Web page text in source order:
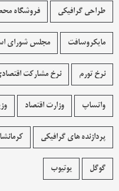
طراحی گرافیکی فروشگاه
مایکروسافت مجلس شورای
نرخ تورم نرخ مشارکت
واتساپ وزارت اقتصاد
پردازنده های گرافیکی
گوگل یوتیوب